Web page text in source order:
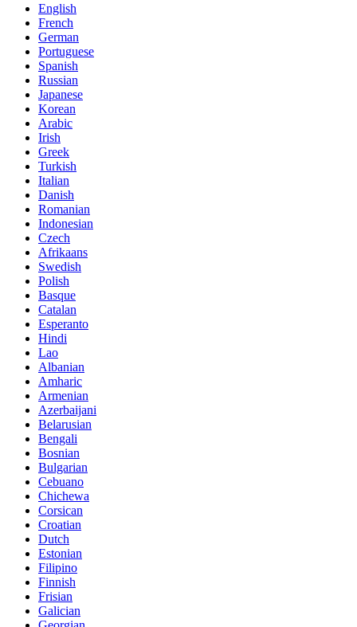
English
French
German
Portuguese
Spanish
Russian
Japanese
Korean
Arabic
Irish
Greek
Turkish
Italian
Danish
Romanian
Indonesian
Czech
Afrikaans
Swedish
Polish
Basque
Catalan
Esperanto
Hindi
Lao
Albanian
Amharic
Armenian
Azerbaijani
Belarusian
Bengali
Bosnian
Bulgarian
Cebuano
Chichewa
Corsican
Croatian
Dutch
Estonian
Filipino
Finnish
Frisian
Galician